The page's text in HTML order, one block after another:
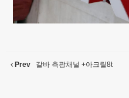
Prev 갈바 측광채널 +아크릴8t